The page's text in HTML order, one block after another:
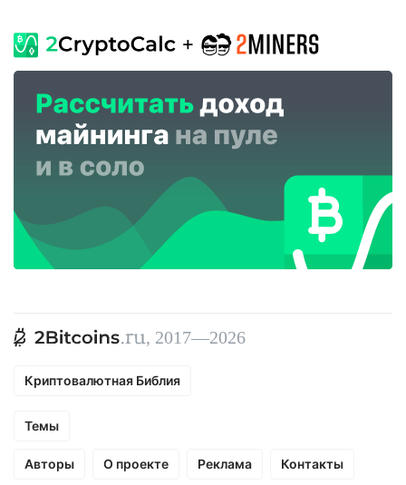
, 2017—2026
Криптовалютная Библия
Темы
Авторы О проекте Реклама Контакты